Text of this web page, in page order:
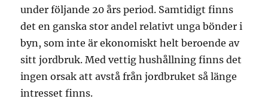
under följande 20 års period. Samtidigt finns
det en ganska stor andel relativt unga bönder i
byn, som inte är ekonomiskt helt beroende av
sitt jordbruk. Med vettig hushållning finns det
ingen orsak att avstå från jordbruket så länge
intresset finns.